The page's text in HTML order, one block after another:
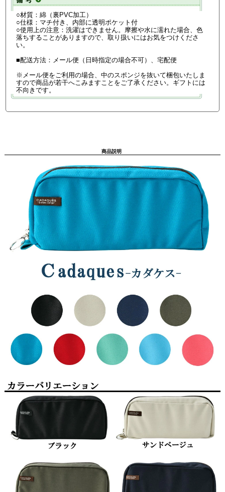
○材質：綿（裏PVC加工）
○仕様：マチ付き、内部に透明ポケット付
○使用上の注意：洗濯はできません。摩擦や水に濡れた場合、色
落ちすることがありますので、取り扱いにはお気をつけくださ
い。
■配送方法：メール便（日時指定の場合不可）、宅配便
※メール便をご利用の場合、中のスポンジを抜いて梱包いたしま
すので商品が若干へこみますことをご了承ください。ギフトには
不向きです。
商品説明